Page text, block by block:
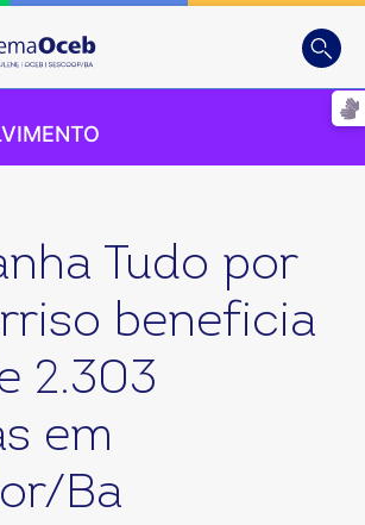
Busca
Tudo por
beneficia
2.303
em
Ba